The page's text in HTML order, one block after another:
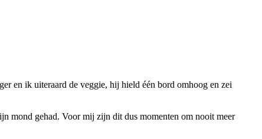
en ik uiteraard de veggie, hij hield één bord omhoog en zei
mond gehad. Voor mij zijn dit dus momenten om nooit meer